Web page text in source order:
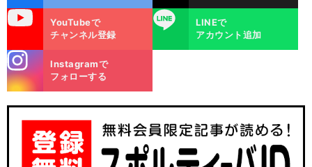
YouTubeで
チャンネル登録
LINE
LINEで
アカウント追加
m
Instagramで
フォローする